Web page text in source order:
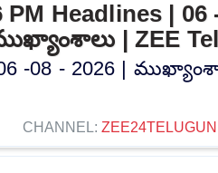
PM Headlines | 06
| ZEE
-08 - 2026 |
CHANNEL: